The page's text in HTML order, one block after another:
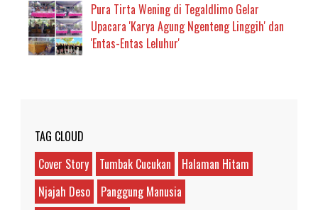
Pura Tirta Wening di Tegaldlimo Gelar
Upacara 'Karya Agung Ngenteng Linggih' dan
'Entas-Entas Leluhur'
TAG CLOUD
Cover Story
Tumbak Cucukan
Halaman Hitam
Njajah Deso
Panggung Manusia